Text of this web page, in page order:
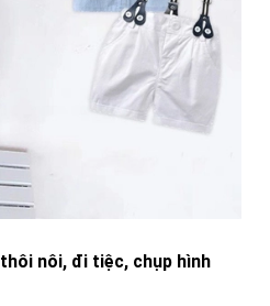
nôi, đi tiệc, chụp hình